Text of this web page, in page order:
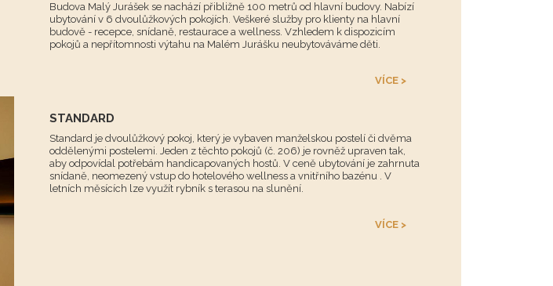
Budova Malý Jurášek se nachází přibližně 100 metrů od hlavní budovy. Nabízí
ubytování v 6 dvoulůžkových pokojích. Veškeré služby pro klienty na hlavní
budově - recepce, snídaně, restaurace a wellness. Vzhledem k dispozicím
pokojů a nepřítomnosti výtahu na Malém Jurášku neubytováváme děti.
VÍCE >
STANDARD
Standard je dvoulůžkový pokoj, který je vybaven manželskou postelí či dvěma
oddělenými postelemi. Jeden z těchto pokojů (č. 206) je rovněž upraven tak,
aby odpovídal potřebám handicapovaných hostů. V ceně ubytování je zahrnuta
snídaně, neomezený vstup do hotelového wellness a vnitřního bazénu . V
letních měsících lze využít rybník s terasou na slunění.
VÍCE >